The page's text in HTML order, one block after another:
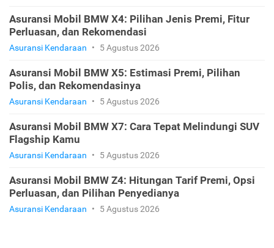
Asuransi Mobil BMW X4: Pilihan Jenis Premi, Fitur
Perluasan, dan Rekomendasi
Asuransi Kendaraan • 5 Agustus 2026
Asuransi Mobil BMW X5: Estimasi Premi, Pilihan
Polis, dan Rekomendasinya
Asuransi Kendaraan • 5 Agustus 2026
Asuransi Mobil BMW X7: Cara Tepat Melindungi SUV
Flagship Kamu
Asuransi Kendaraan • 5 Agustus 2026
Asuransi Mobil BMW Z4: Hitungan Tarif Premi, Opsi
Perluasan, dan Pilihan Penyedianya
Asuransi Kendaraan • 5 Agustus 2026